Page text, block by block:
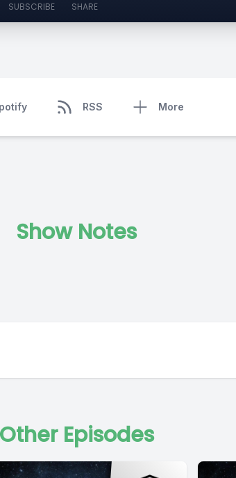
SUBSCRIBE SHARE
RSS More
Show Notes
Other Episodes